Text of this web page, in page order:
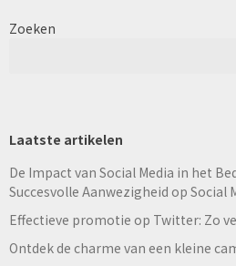
Zoeken
Laatste artikelen
De Impact van Social Media in het
Succesvolle Aanwezigheid op Social
Effectieve promotie op Twitter: Zo
Ontdek de charme van een kleine